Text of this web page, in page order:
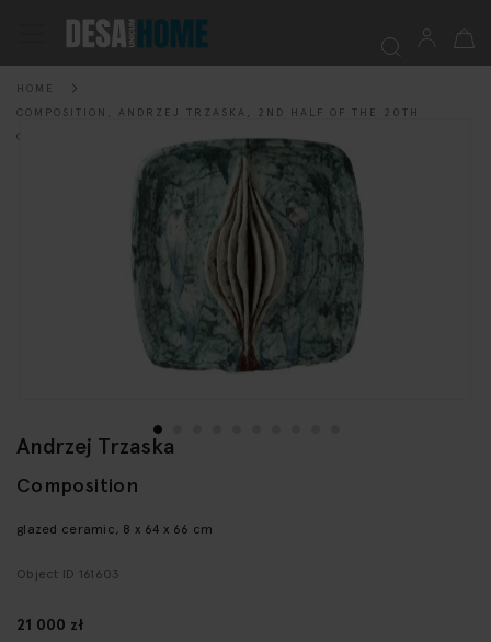
My
HOME
COMPOSITION, ANDRZEJ TRZASKA, 2ND HALF OF THE 20TH
CENTURY
Skip
Skip
beginning
the
gallery
Andrzej Trzaska
glazed ceramic, 8 x 64 x 66 cm
Composition
Object ID 161603
21 000 zł